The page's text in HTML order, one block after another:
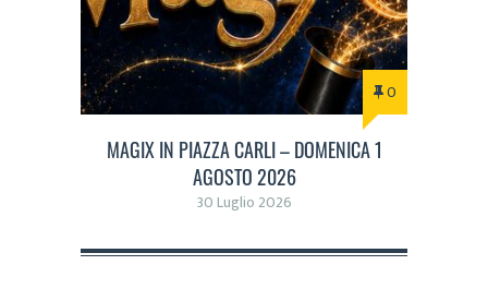
0
MAGIX IN PIAZZA CARLI – DOMENICA 1
AGOSTO 2026
30 Luglio 2026